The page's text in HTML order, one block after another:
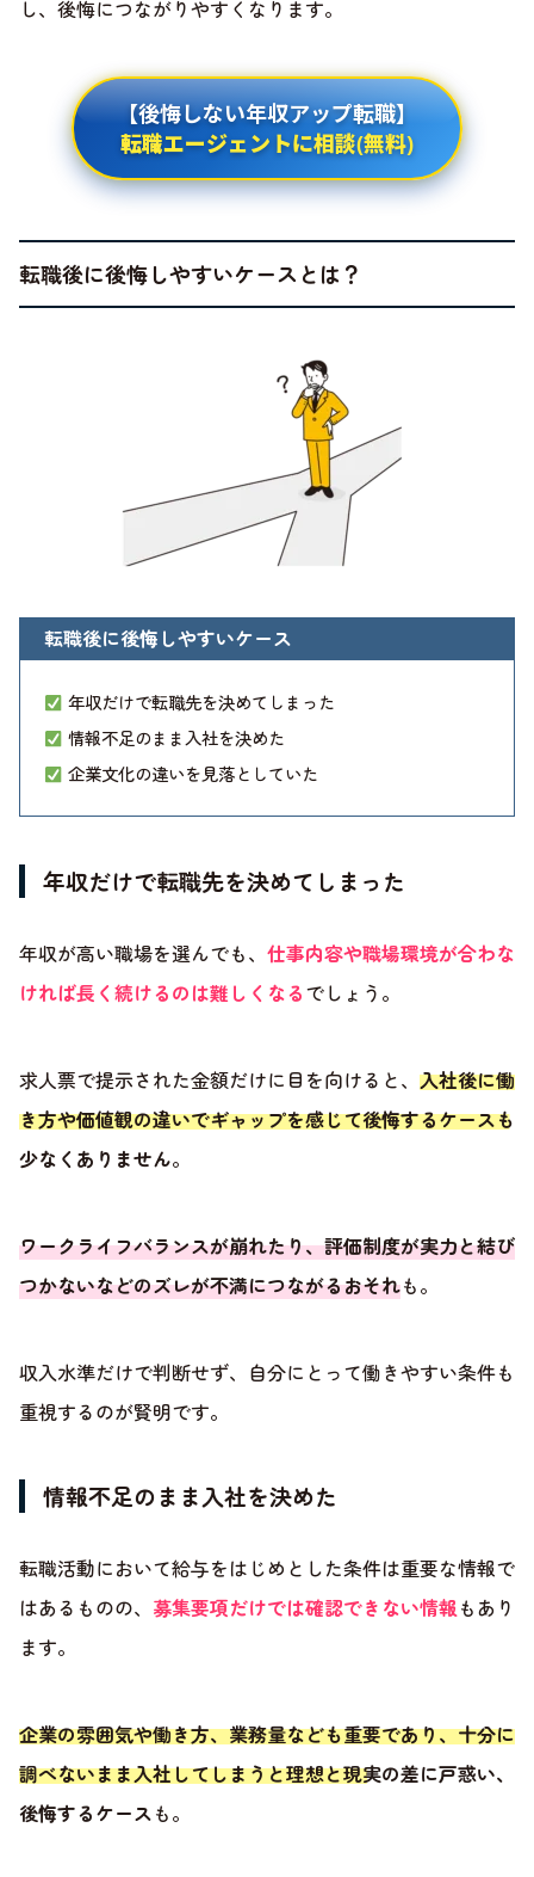
し、後悔につながりやすくなります。
【後悔しない年収アップ転職】
転職エージェントに相談(無料)
転職後に後悔しやすいケースとは？
転職後に後悔しやすいケース
年収だけで転職先を決めてしまった
情報不足のまま入社を決めた
企業文化の違いを見落としていた
年収だけで転職先を決めてしまった
年収が高い職場を選んでも、 仕事内容や職場環境が合わな
ければ長く続けるのは難しくなるでしょう。
求人票で提示された金額だけに目を向けると、 入社後に働
き方や価値観の違いでギャップを感じて後悔するケースも
少なくありません。
ワークライフバランスが崩れたり、評価制度が実力と結び
つかないなどのズレが不満につながるおそれも。
収入水準だけで判断せず、自分にとって働きやすい条件も
重視するのが賢明です。
情報不足のまま入社を決めた
転職活動において給与をはじめとした条件は重要な情報で
はあるものの、 募集要項だけでは確認できない情報もあり
ます。
企業の雰囲気や働き方、業務量なども重要であり、十分に
調べないまま入社してしまうと理想と現実の差に戸惑い、
後悔するケースも。